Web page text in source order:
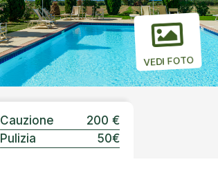
VEDI FOTO
Cauzione
200 €
Pulizia
50€